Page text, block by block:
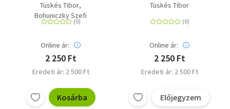
Tüskés Tibor
Bohuniczky Szefi
Online ár:
2 250 Ft
Eredeti ár: 2 500 Ft
Kosárba
Tüskés Tibor
Online ár:
2 250 Ft
Eredeti ár: 2 500 Ft
Előjegyzem